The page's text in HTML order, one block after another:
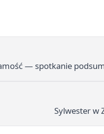
— spotkanie
Sylwester w